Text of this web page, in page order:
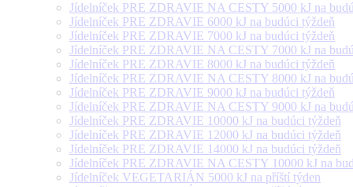
Jídelníček PRE ZDRAVIE NA CESTY 5000 kJ na
Jídelníček PRE ZDRAVIE 6000 kJ na budúci týždeň
Jídelníček PRE ZDRAVIE 7000 kJ na budúci týždeň
Jídelníček PRE ZDRAVIE NA CESTY 7000 kJ na
Jídelníček PRE ZDRAVIE 8000 kJ na budúci týždeň
Jídelníček PRE ZDRAVIE NA CESTY 8000 kJ na
Jídelníček PRE ZDRAVIE 9000 kJ na budúci týždeň
Jídelníček PRE ZDRAVIE NA CESTY 9000 kJ na
Jídelníček PRE ZDRAVIE 10000 kJ na budúci týždeň
Jídelníček PRE ZDRAVIE 12000 kJ na budúci týždeň
Jídelníček PRE ZDRAVIE 14000 kJ na budúci týždeň
Jídelníček PRE ZDRAVIE NA CESTY 10000 kJ na
Jídelníček VEGETARIÁN 5000 kJ na příští týden